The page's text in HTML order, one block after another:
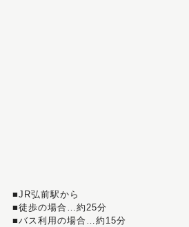
■JR弘前駅から
■徒歩の場合…約25分
■バス利用の場合…約15分